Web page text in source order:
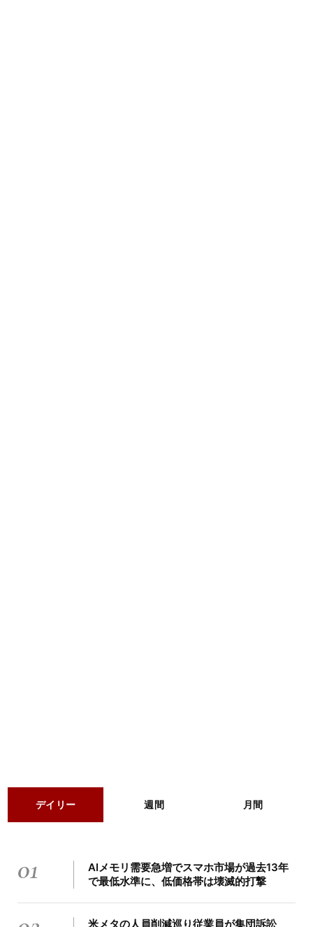
デイリー 週間 月間
01
AIメモリ需要急増でスマホ市場が過去13年
で最低水準に、低価格帯は壊滅的打撃
米メタの人員削減巡り従業員が集団訴訟